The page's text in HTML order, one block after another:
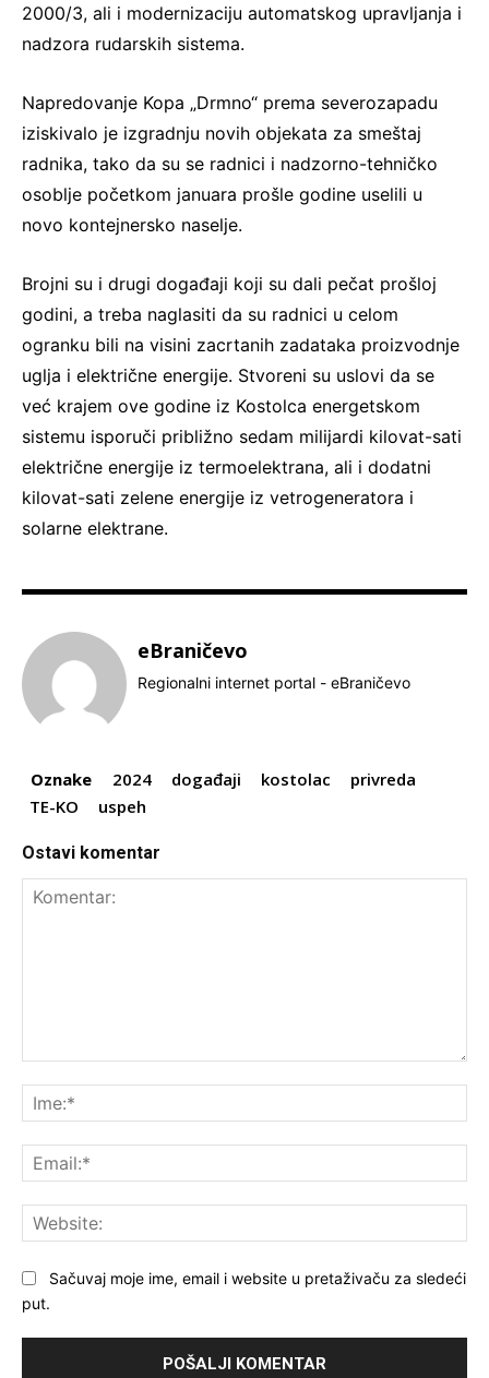
2000/3, ali i modernizaciju automatskog upravljanja i
nadzora rudarskih sistema.
Napredovanje Kopa „Drmno“ prema severozapadu
iziskivalo je izgradnju novih objekata za smeštaj
radnika, tako da su se radnici i nadzorno-tehničko
osoblje početkom januara prošle godine uselili u
novo kontejnersko naselje.
Brojni su i drugi događaji koji su dali pečat prošloj
godini, a treba naglasiti da su radnici u celom
ogranku bili na visini zacrtanih zadataka proizvodnje
uglja i električne energije. Stvoreni su uslovi da se
već krajem ove godine iz Kostolca energetskom
sistemu isporuči približno sedam milijardi kilovat-sati
električne energije iz termoelektrana, ali i dodatni
kilovat-sati zelene energije iz vetrogeneratora i
solarne elektrane.
eBraničevo
Regionalni internet portal - eBraničevo
Oznake 2024 događaji kostolac
privreda
TE-KO
uspeh
Ostavi komentar
Sačuvaj moje ime, email i website u pretaživaču za sledeći
put.